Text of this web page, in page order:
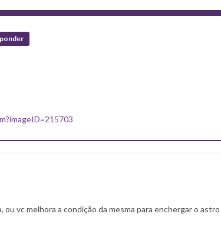
vc melhora a condição da mesma para enchergar o